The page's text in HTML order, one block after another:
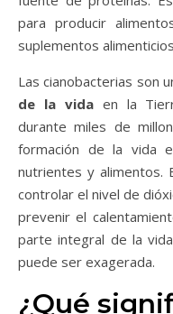
para producir
suplementos
Las cianobacterias son
de la vidaen la
durante miles de
formación de la vida
nutrientes y alimentos.
controlar el nivel de
prevenir el
parte integral de la
puede ser exagerada.
¿Qué